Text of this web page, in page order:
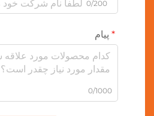
0/200
پیام
0/1000